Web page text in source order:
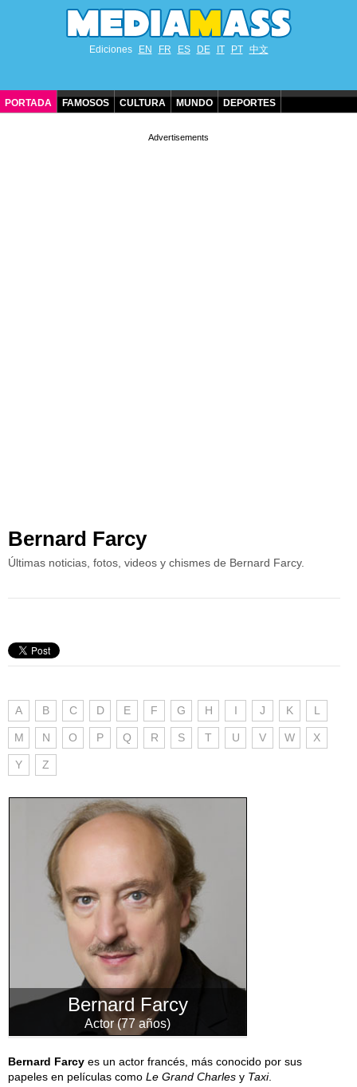
Ediciones EN FR ES DE IT PT 中文
PORTADA FAMOSOS CULTURA MUNDO DEPORTES
Bernard Farcy
Últimas noticias, fotos, videos y chismes de Bernard Farcy.
A B C D E F G H I J K L
M N O P Q R S T U V W X
Y Z
Bernard Farcy
Actor (77 años)
Bernard Farcy es un actor francés, más conocido por sus
papeles en películas como Le Grand Charles y Taxi.